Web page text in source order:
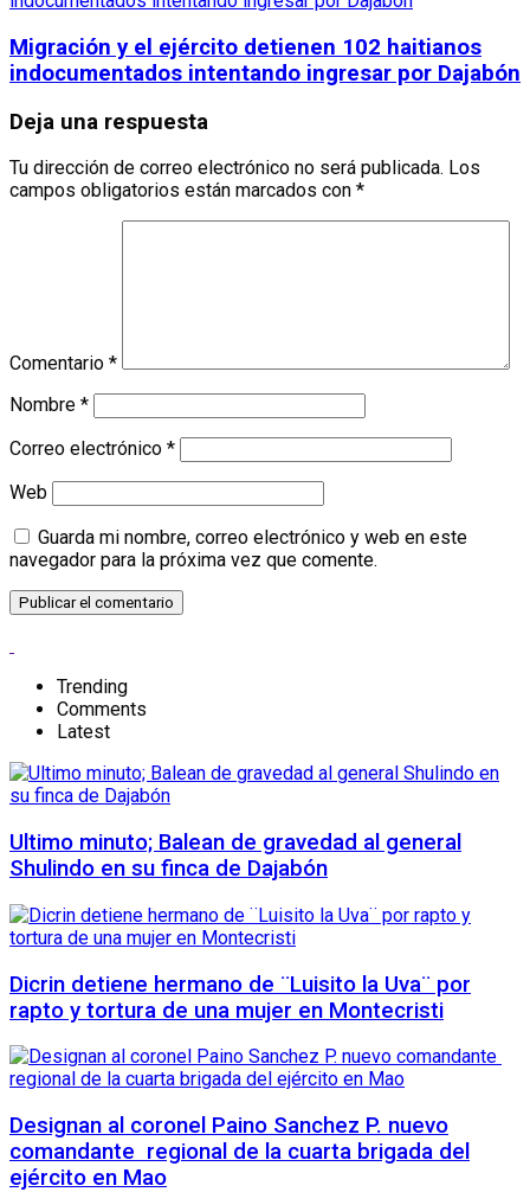
Migración y el ejército detienen 102 haitianos
indocumentados intentando ingresar por Dajabón
Deja una respuesta
Tu dirección de correo electrónico no será publicada. Los
campos obligatorios están marcados con *
Comentario *
Nombre *
Correo electrónico *
Web
Guarda mi nombre, correo electrónico y web en este
navegador para la próxima vez que comente.
Trending
Comments
Latest
Ultimo minuto; Balean de gravedad al general
Shulindo en su finca de Dajabón
Dicrin detiene hermano de ¨Luisito la Uva¨ por
rapto y tortura de una mujer en Montecristi
Designan al coronel Paino Sanchez P. nuevo
comandante regional de la cuarta brigada del
ejército en Mao